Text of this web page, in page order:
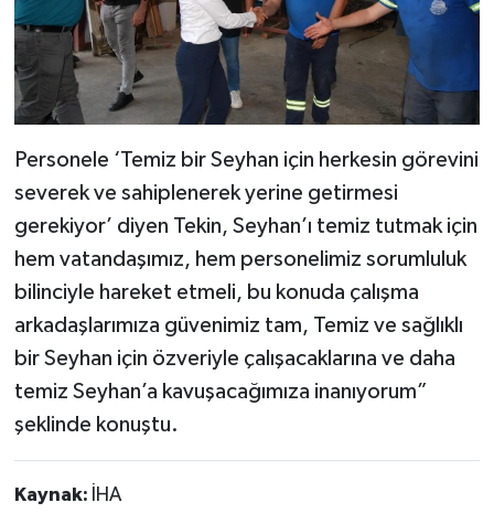
Personele ‘Temiz bir Seyhan için herkesin görevini
severek ve sahiplenerek yerine getirmesi
gerekiyor’ diyen Tekin, Seyhan’ı temiz tutmak için
hem vatandaşımız, hem personelimiz sorumluluk
bilinciyle hareket etmeli, bu konuda çalışma
arkadaşlarımıza güvenimiz tam, Temiz ve sağlıklı
bir Seyhan için özveriyle çalışacaklarına ve daha
temiz Seyhan’a kavuşacağımıza inanıyorum”
şeklinde konuştu.
Kaynak: İHA